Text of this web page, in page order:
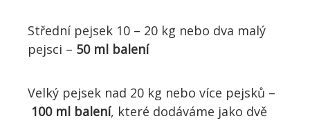
Střední pejsek 10 – 20 kg nebo dva malý
pejsci – 50 ml balení
Velký pejsek nad 20 kg nebo více pejsků –
100 ml balení, které dodáváme jako dvě